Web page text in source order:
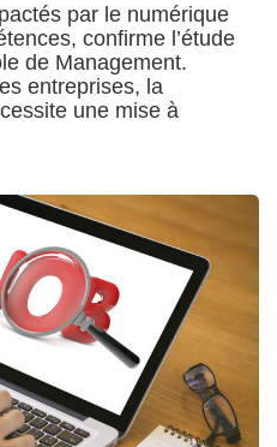
par le numérique
confirme l’étude
de Management.
entreprises, la
une mise à